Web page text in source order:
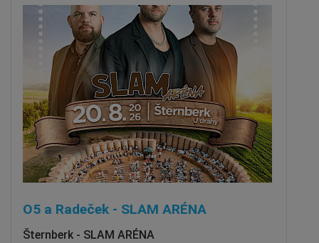
O5 a Radeček - SLAM ARÉNA
Šternberk - SLAM ARÉNA